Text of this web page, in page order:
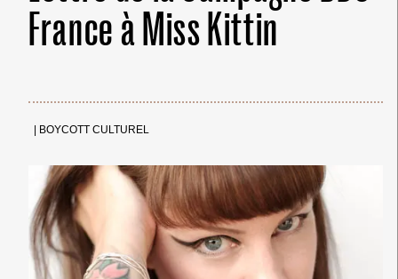
France à Miss Kittin
BOYCOTT CULTUREL